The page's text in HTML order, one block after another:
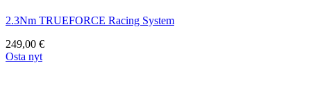
2.3Nm TRUEFORCE Racing System
249,00 €
Osta nyt